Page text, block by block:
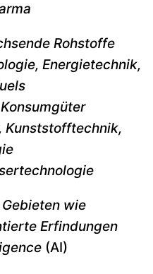
Rohstoffe
Energietechnik,
Kunststofftechnik,
wie
Erfindungen
(AI)